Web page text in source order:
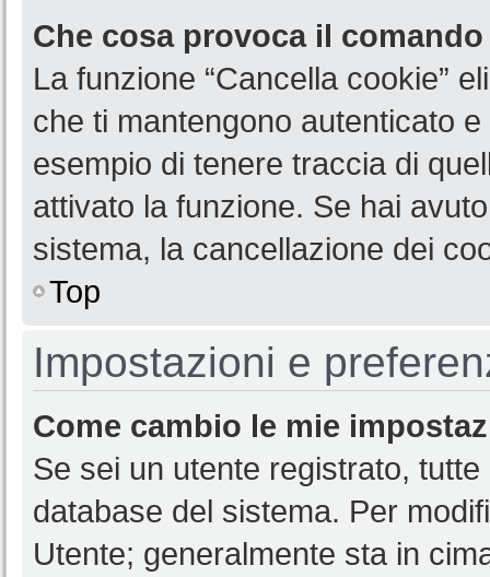
Che cosa provoca il
La funzione “Cancella cookie”
che ti mantengono autenticato
esempio di tenere traccia di
attivato la funzione. Se hai
sistema, la cancellazione dei
Top
Impostazioni e
Come cambio le mie
Se sei un utente registrato,
database del sistema. Per
Utente; generalmente sta in